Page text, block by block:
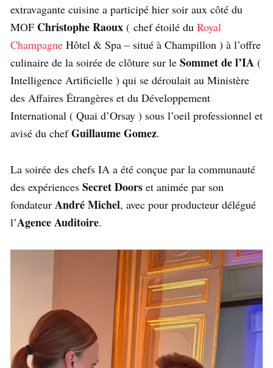
extravagante cuisine a participé hier soir aux côté du
MOF Christophe Raoux ( chef étoilé du Royal
Champagne Hôtel & Spa – situé à Champillon ) à l’offre
culinaire de la soirée de clôture sur le Sommet de l’IA (
Intelligence Artificielle ) qui se déroulait au Ministère
des Affaires Étrangères et du Développement
International ( Quai d’Orsay ) sous l’oeil professionnel et
avisé du chefGuillaume Gomez.
La soirée des chefs IA a été conçue par la communauté
des expériences Secret Doors et animée par son
fondateur André Michel, avec pour producteur délégué
l’Agence Auditoire.